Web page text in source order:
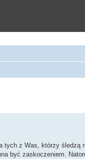
tych z Was, którzy śledzą
być zaskoczeniem.